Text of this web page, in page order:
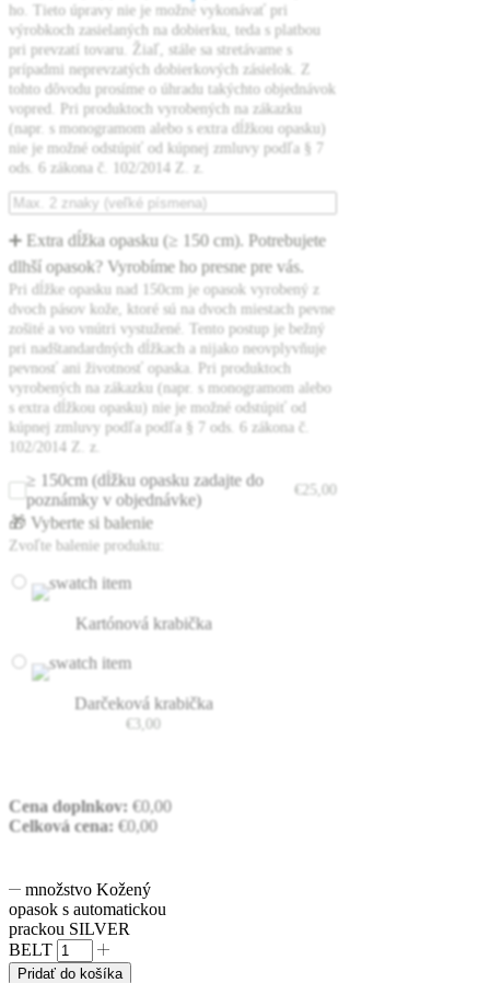
ho. Tieto úpravy nie je možné vykonávať pri
výrobkoch zasielaných na dobierku, teda s platbou
pri prevzatí tovaru. Žiaľ, stále sa stretávame s
prípadmi neprevzatých dobierkových zásielok. Z
tohto dôvodu prosíme o úhradu takýchto objednávok
vopred. Pri produktoch vyrobených na zákazku
(napr. s monogramom alebo s extra dĺžkou opasku)
nie je možné odstúpiť od kúpnej zmluvy podľa § 7
ods. 6 zákona č. 102/2014 Z. z.
➕ Extra dĺžka opasku (≥ 150 cm). Potrebujete
dlhší opasok? Vyrobíme ho presne pre vás.
Pri dĺžke opasku nad 150cm je opasok vyrobený z
dvoch pásov kože, ktoré sú na dvoch miestach pevne
zošité a vo vnútri vystužené. Tento postup je bežný
pri nadštandardných dĺžkach a nijako neovplyvňuje
pevnosť ani životnosť opaska. Pri produktoch
vyrobených na zákazku (napr. s monogramom alebo
s extra dĺžkou opasku) nie je možné odstúpiť od
kúpnej zmluvy podľa podľa § 7 ods. 6 zákona č.
102/2014 Z. z.
≥ 150cm (dĺžku opasku zadajte do
poznámky v objednávke)
€ 25,00
🎁 Vyberte si balenie
Zvoľte balenie produktu:
Kartónová krabička
Darčeková krabička
€ 3,00
Cena doplnkov: €0,00
Celková cena: €0,00
množstvo Kožený
opasok s automatickou
prackou SILVER
BELT
Pridať do košíka